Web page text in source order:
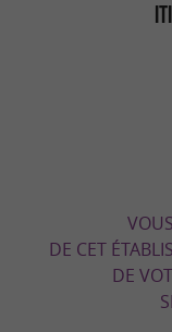
DE CET
DE